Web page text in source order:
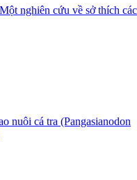
nghiên cứu về sở thích các
nuôi cá tra (Pangasianodon